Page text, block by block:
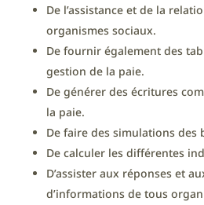
De l’assistance et de la
organismes sociaux.
De fournir également des
gestion de la paie.
De générer des écritures
la paie.
De faire des simulations des
De calculer les différentes
D’assister aux réponses et
d’informations de tous